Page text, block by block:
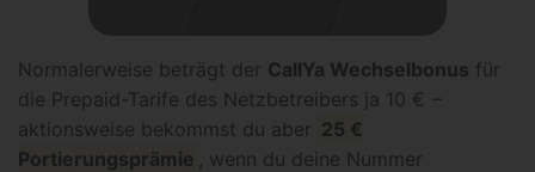
Normalerweise beträgt der CallYa Wechselbonus für
die Prepaid-Tarife des Netzbetreibers ja 10 € −
aktionsweise bekommst du aber 25 €
Portierungsprämie , wenn du deine Nummer